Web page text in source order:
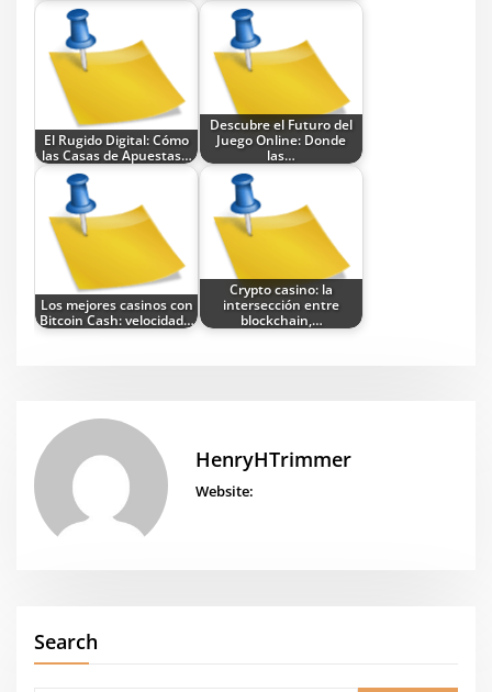
El Rugido Digital: Cómo
las Casas de Apuestas…
Descubre el Futuro del
Juego Online: Donde
las…
Los mejores casinos con
Bitcoin Cash: velocidad…
Crypto casino: la
intersección entre
blockchain,…
HenryHTrimmer
Website:
Search